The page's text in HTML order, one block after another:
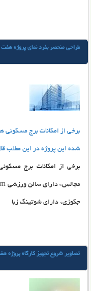
طراحی منحصر بفرد نمای پروژه هفت
برخی از امکانات برج مسکونی
شده این پروژه در این مطلب
برخی از امکانات برج
جکوزی* دارای شوتینگ زبا
تصاویر شروع تجهیز کارگاه پروژه